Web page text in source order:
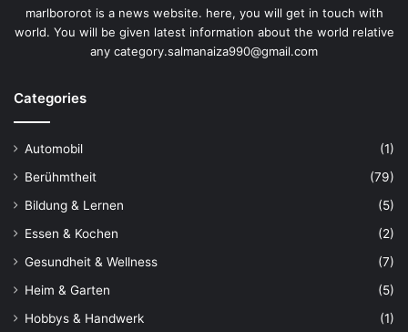
marlbororot is a news website. here, you will get in touch with
world. You will be given latest information about the world relative
any category.salmanaiza990@gmail.com
Categories
Automobil
(1)
Berühmtheit
(79)
Bildung & Lernen
(5)
Essen & Kochen
(2)
Gesundheit & Wellness
(7)
Heim & Garten
(5)
Hobbys & Handwerk
(1)